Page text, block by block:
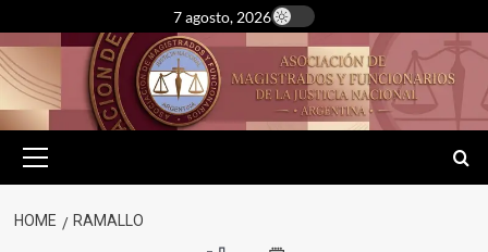
to
content
7 agosto, 2026
Menu
HOME RAMALLO